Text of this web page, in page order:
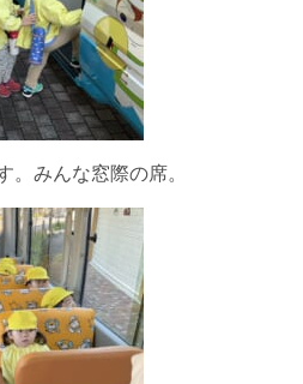
。みんな窓際の席。